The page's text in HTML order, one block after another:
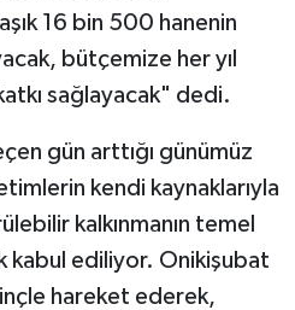
16 bin 500 hanenin
bütçemize her yıl
sağlayacak" dedi.
gün arttığı günümüz
kendi kaynaklarıyla
kalkınmanın temel
kabul ediliyor. Onikişubat
hareket ederek,